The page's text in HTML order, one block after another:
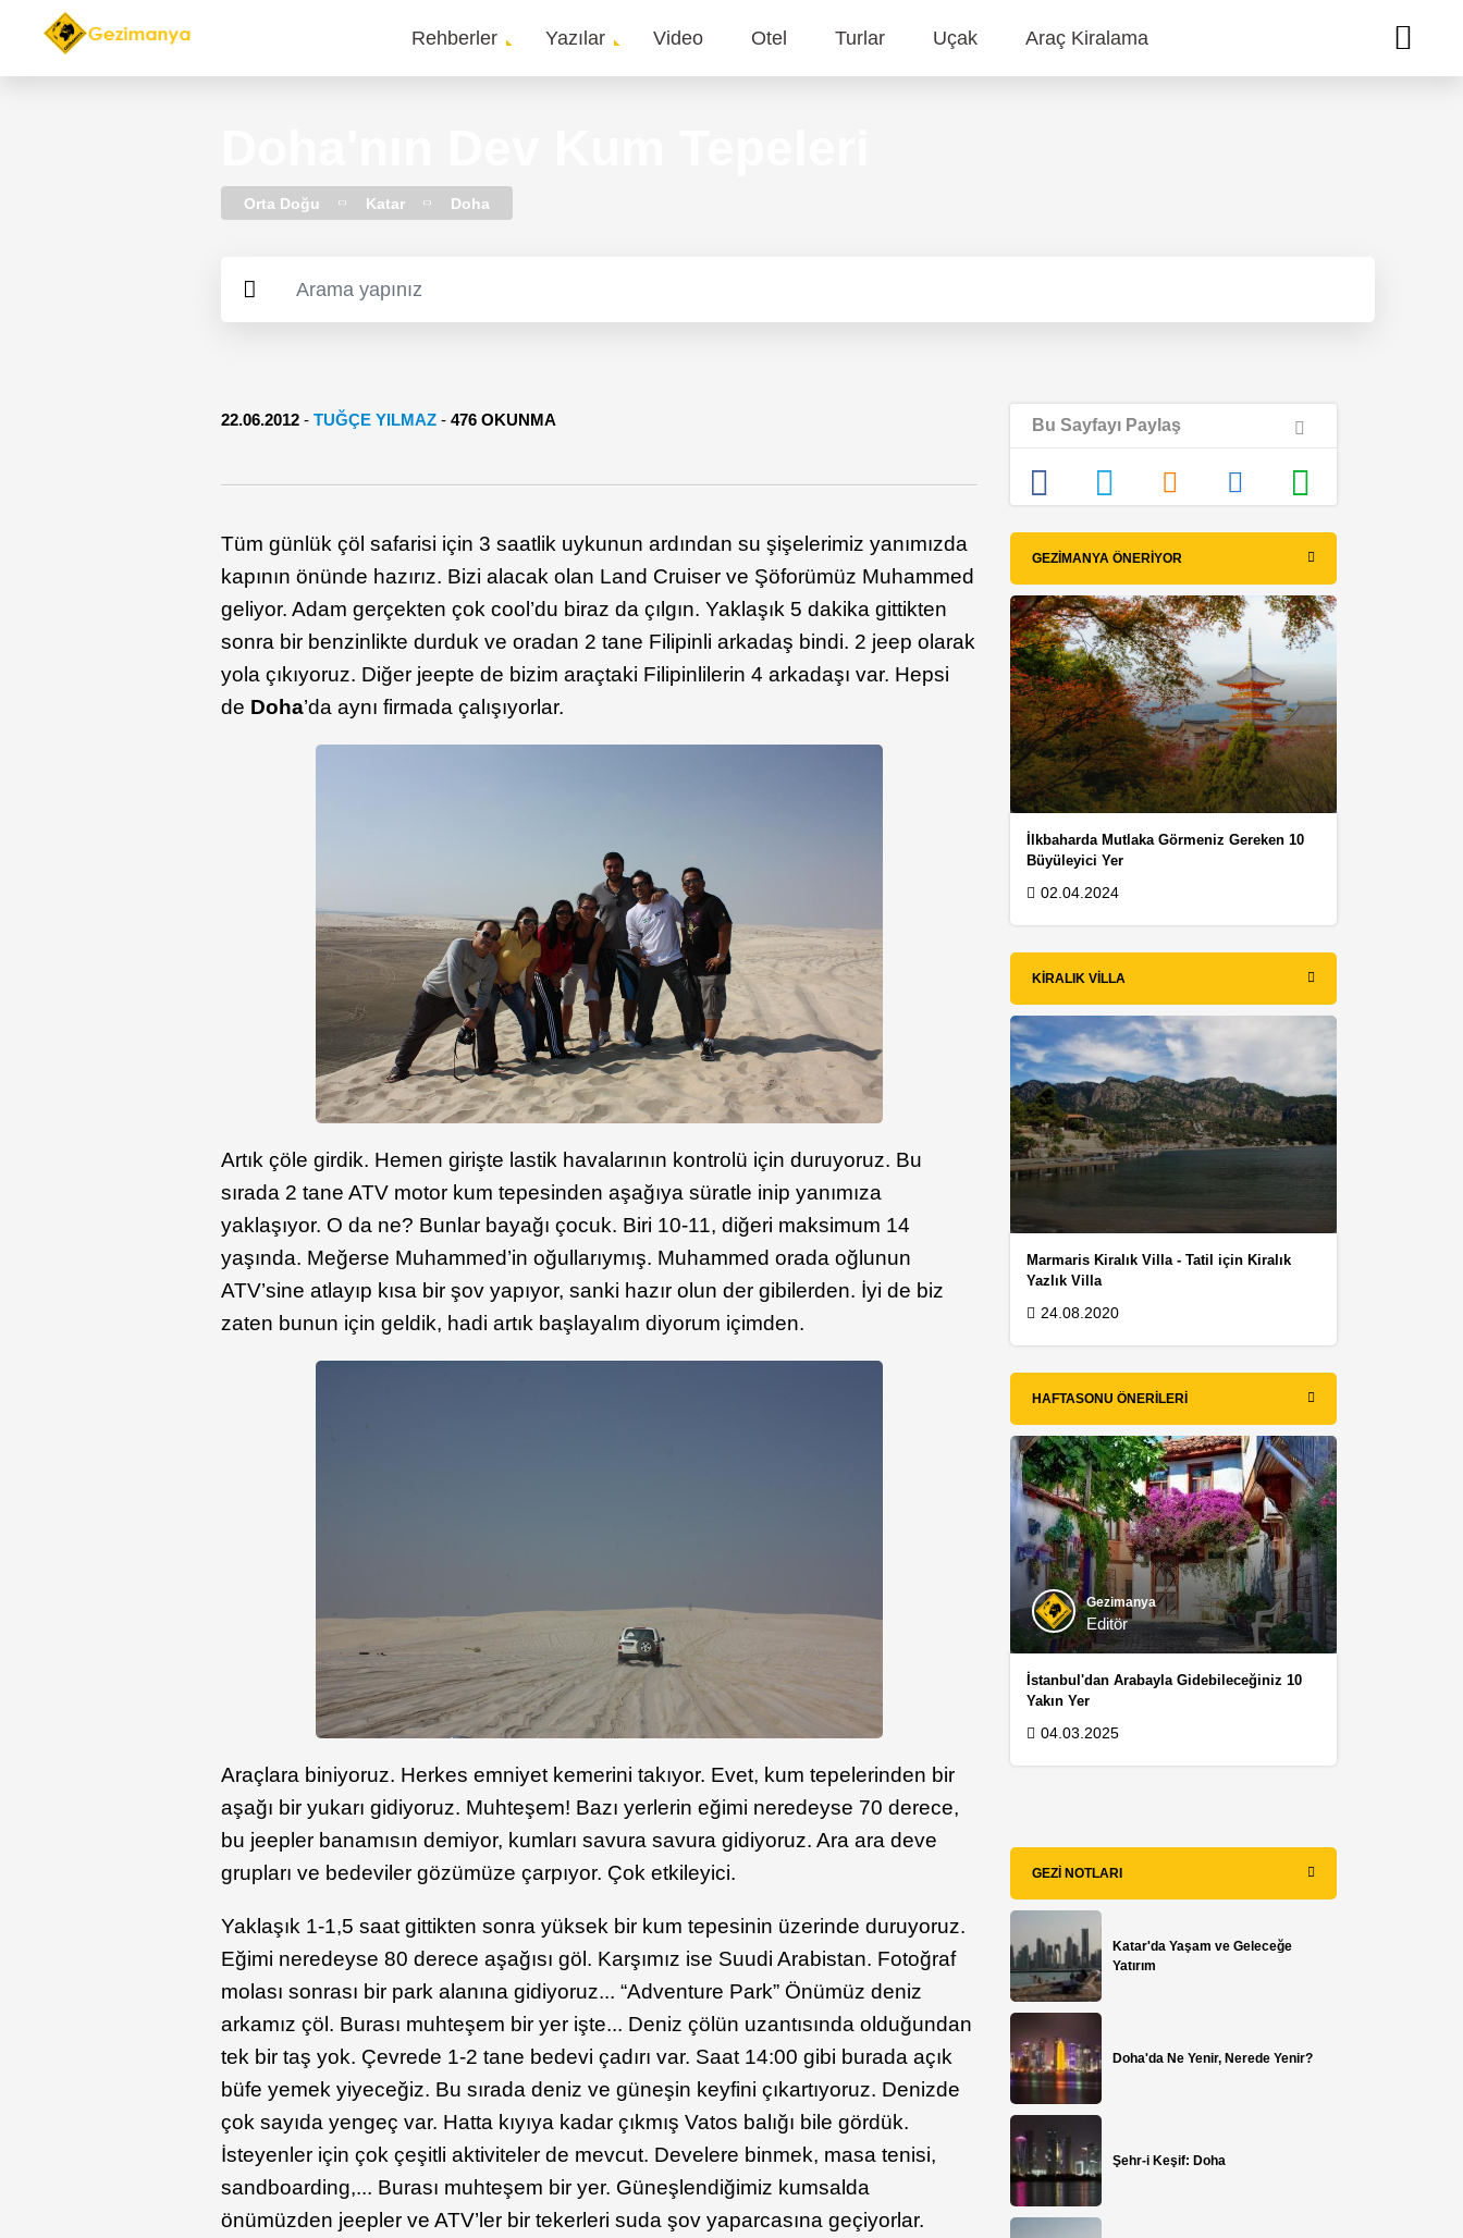
Main
Rehberler Yazılar Video Otel Turlar Uçak Araç Kiralama
Orta Doğu Katar Doha
22.06.2012 -TUĞÇE YILMAZ -476 OKUNMA
Tüm günlük çöl safarisi için 3 saatlik uykunun ardından su şişelerimiz yanımızda
kapının önünde hazırız. Bizi alacak olan Land Cruiser ve Şöforümüz Muhammed
geliyor. Adam gerçekten çok cool’du biraz da çılgın. Yaklaşık 5 dakika gittikten
sonra bir benzinlikte durduk ve oradan 2 tane Filipinli arkadaş bindi. 2 jeep olarak
yola çıkıyoruz. Diğer jeepte de bizim araçtaki Filipinlilerin 4 arkadaşı var. Hepsi
de Doha’da aynı firmada çalışıyorlar.
Artık çöle girdik. Hemen girişte lastik havalarının kontrolü için duruyoruz. Bu
sırada 2 tane ATV motor kum tepesinden aşağıya süratle inip yanımıza
yaklaşıyor. O da ne? Bunlar bayağı çocuk. Biri 10-11, diğeri maksimum 14
yaşında. Meğerse Muhammed’in oğullarıymış. Muhammed orada oğlunun
ATV’sine atlayıp kısa bir şov yapıyor, sanki hazır olun der gibilerden. İyi de biz
zaten bunun için geldik, hadi artık başlayalım diyorum içimden.
Araçlara biniyoruz. Herkes emniyet kemerini takıyor. Evet, kum tepelerinden bir
aşağı bir yukarı gidiyoruz. Muhteşem! Bazı yerlerin eğimi neredeyse 70 derece,
bu jeepler banamısın demiyor, kumları savura savura gidiyoruz. Ara ara deve
grupları ve bedeviler gözümüze çarpıyor. Çok etkileyici.
Yaklaşık 1-1,5 saat gittikten sonra yüksek bir kum tepesinin üzerinde duruyoruz.
Eğimi neredeyse 80 derece aşağısı göl. Karşımız ise Suudi Arabistan. Fotoğraf
molası sonrası bir park alanına gidiyoruz... “Adventure Park” Önümüz deniz
arkamız çöl. Burası muhteşem bir yer işte... Deniz çölün uzantısında olduğundan
tek bir taş yok. Çevrede 1-2 tane bedevi çadırı var. Saat 14:00 gibi burada açık
büfe yemek yiyeceğiz. Bu sırada deniz ve güneşin keyfini çıkartıyoruz. Denizde
çok sayıda yengeç var. Hatta kıyıya kadar çıkmış Vatos balığı bile gördük.
İsteyenler için çok çeşitli aktiviteler de mevcut. Develere binmek, masa tenisi,
sandboarding,... Burası muhteşem bir yer. Güneşlendiğimiz kumsalda
önümüzden jeepler ve ATV’ler bir tekerleri suda şov yaparcasına geçiyorlar.
Bu Sayfayı Paylaş
GEZIMANYA ÖNERIYOR
İlkbaharda Mutlaka Görmeniz Gereken 10
Büyüleyici Yer
02.04.2024
KIRALIK VILLA
Marmaris Kiralık Villa - Tatil için Kiralık
Yazlık Villa
24.08.2020
HAFTASONU ÖNERILERI
Gezimanya
Editör
İstanbul'dan Arabayla Gidebileceğiniz 10
Yakın Yer
04.03.2025
GEZI NOTLARI
Katar'da Yaşam ve Geleceğe
Yatırım
Doha'da Ne Yenir, Nerede Yenir?
Şehr-i Keşif: Doha